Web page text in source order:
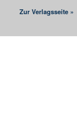
Zur Verlagsseite »